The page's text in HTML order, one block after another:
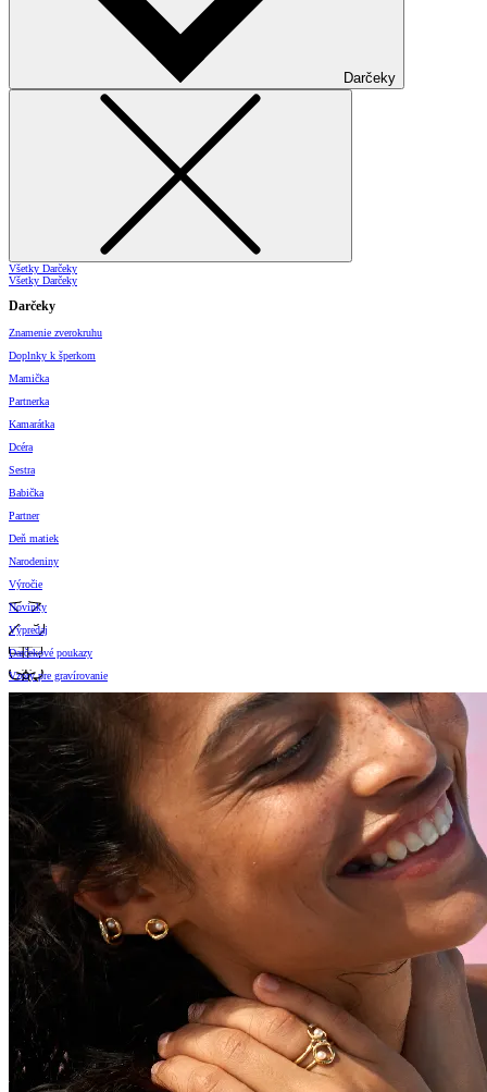
Darčeky
Všetky Darčeky
Všetky Darčeky
Darčeky
Znamenie zverokruhu
Doplnky k šperkom
Mamička
Partnerka
Kamarátka
Dcéra
Sestra
Babička
Partner
Deň matiek
Narodeniny
Výročie
Novinky
Výpredaj
Darčekové poukazy
Vzory pre gravírovanie